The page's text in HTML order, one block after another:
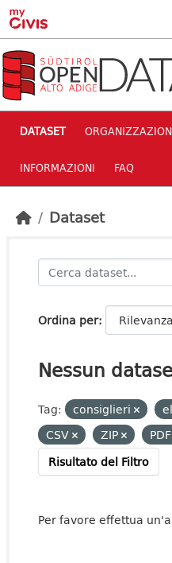
Skip to main content
DATASET
INFORMAZIONI FAQ
Dataset
Ordina per
Nessun
Tag: consiglieri
CSV
ZIP
PDF
Risultato del Filtro
Per favore effettua